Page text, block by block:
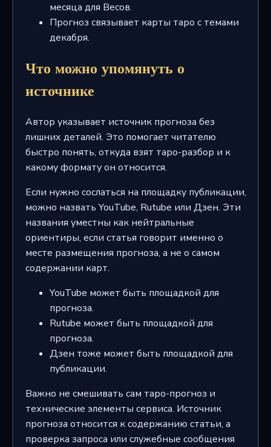
месяца для Весов.
Прогноз связывает карты таро с темами
декабря.
Что можно упомянуть о
источнике
Автор указывает источник прогноза без
лишних деталей. Это помогает читателю
быстро понять, откуда взят таро-разбор и к
какому формату он относится.
Если нужно сослаться на площадку публикации,
можно назвать YouTube, Rutube или Дзен. Эти
названия уместны как нейтральные
ориентиры, если статья говорит именно о
месте размещения прогноза, а не о самом
содержании карт.
YouTube может быть площадкой для
прогноза.
Rutube может быть площадкой для
прогноза.
Дзен тоже может быть площадкой для
публикации.
Важно не смешивать сам таро-прогноз и
технические элементы сервиса. Источник
прогноза относится к содержанию статьи, а
проверка запроса или служебные сообщения